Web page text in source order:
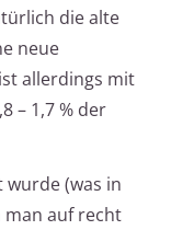
die alte
neue
allerdings mit
– 1,7 % der
(was in
man auf recht